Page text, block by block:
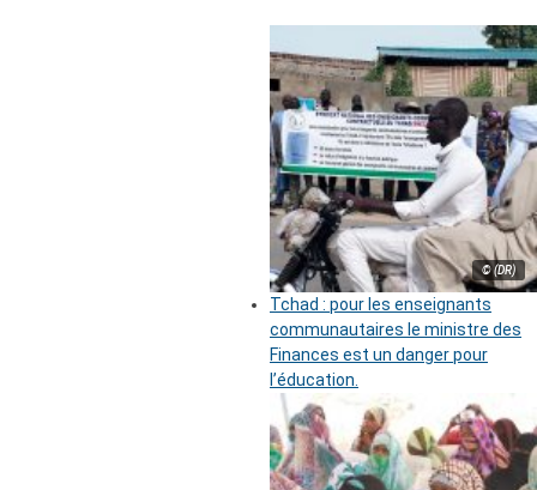
© (DR)
Tchad : pour les enseignants
communautaires le ministre des
Finances est un danger pour
l’éducation.